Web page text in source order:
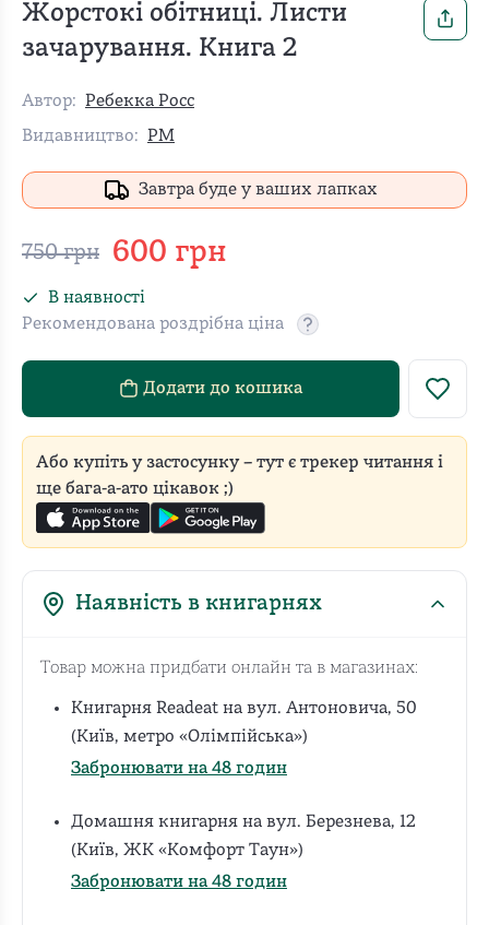
Жорстокі обітниці. Листи
зачарування. Книга 2
Автор: Ребекка Росс
Видавництво: РМ
Завтра буде у ваших лапках
750грн 600 грн
В наявності
Рекомендована роздрібна ціна
Додати до кошика
Або купіть у застосунку – тут є трекер читання і
ще бага-а-ато цікавок ;)
Наявність в книгарнях
Товар можна придбати онлайн та в магазинах:
Книгарня Readeat на вул. Антоновича, 50
(Київ, метро «Олімпійська»)
Забронювати на 48 годин
Домашня книгарня на вул. Березнева, 12
(Київ, ЖК «Комфорт Таун»)
Забронювати на 48 годин